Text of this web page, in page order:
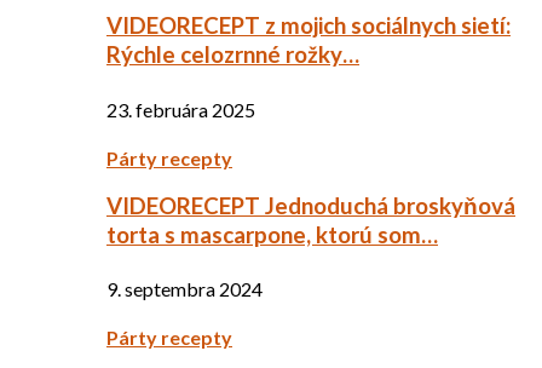
VIDEORECEPT z mojich sociálnych sietí:
Rýchle celozrnné rožky…
23. februára 2025
Párty recepty
VIDEORECEPT Jednoduchá broskyňová
torta s mascarpone, ktorú som…
9. septembra 2024
Párty recepty